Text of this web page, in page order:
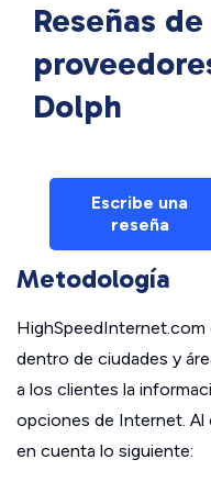
Reseñas
Dolph
Escribe una
reseña
Metodología
dentro de ciudades y
a los clientes la
opciones de Internet. Al
en cuenta lo siguiente: